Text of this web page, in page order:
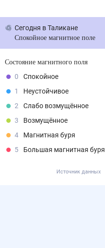
Сегодня в Таликане
Спокойное магнитное поле
Состояние магнитного поля
0
Спокойное
1
Неустойчивое
2
Слабо возмущённое
3
Возмущённое
4
Магнитная буря
5
Большая магнитная буря
Источник данных